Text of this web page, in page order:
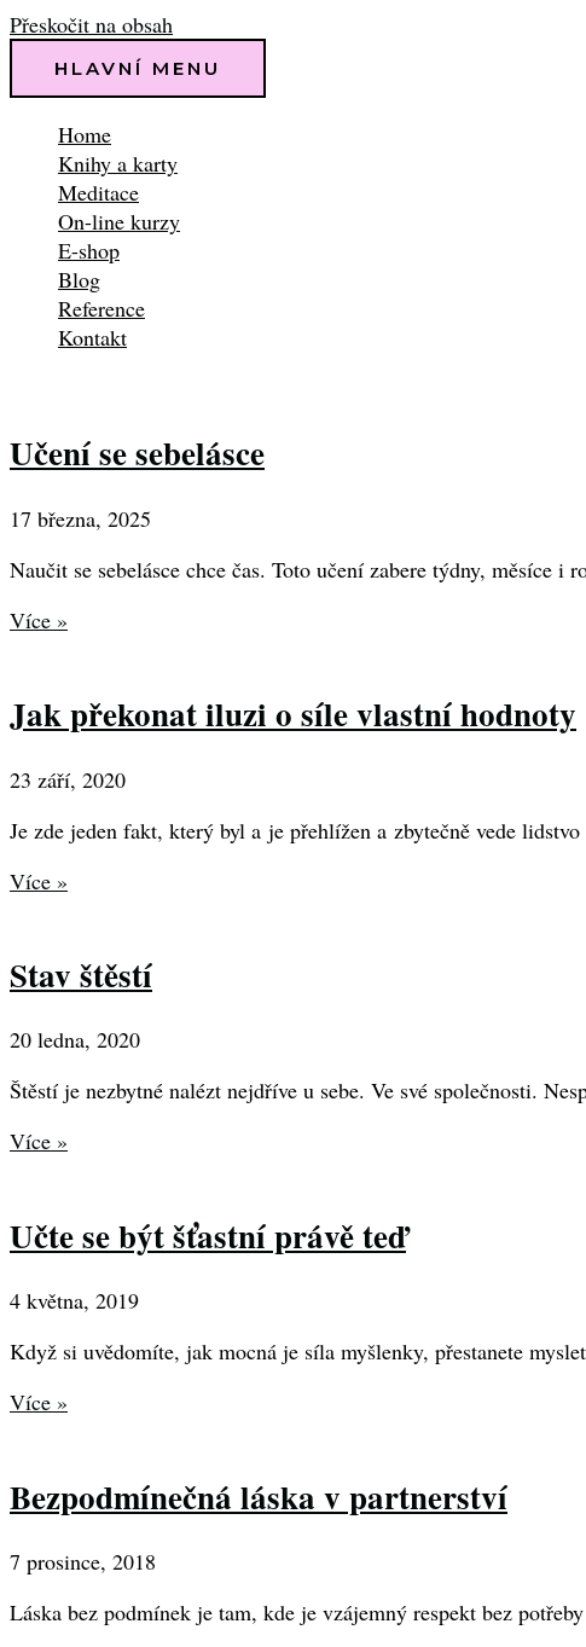
Přeskočit na obsah
HLAVNÍ MENU
Home
Knihy a karty
Meditace
On-line kurzy
E-shop
Blog
Reference
Kontakt
Učení se sebelásce
17 března, 2025
Naučit se sebelásce chce čas. Toto učení zabere týdny, měsíce
Více »
Jak překonat iluzi o síle vlastní hodnoty
23 září, 2020
Je zde jeden fakt, který byl a je přehlížen a zbytečně vede
Více »
Stav štěstí
20 ledna, 2020
Štěstí je nezbytné nalézt nejdříve u sebe. Ve své společnosti.
Více »
Učte se být šťastní právě teď
4 května, 2019
Když si uvědomíte, jak mocná je síla myšlenky, přestanete
Více »
Bezpodmínečná láska v partnerství
7 prosince, 2018
Láska bez podmínek je tam, kde je vzájemný respekt bez